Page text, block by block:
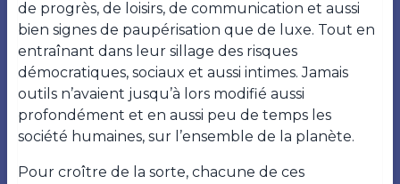
de progrès, de loisirs, de communication et aussi
bien signes de paupérisation que de luxe. Tout en
entraînant dans leur sillage des risques
démocratiques, sociaux et aussi intimes. Jamais
outils n’avaient jusqu’à lors modifié aussi
profondément et en aussi peu de temps les
société humaines, sur l’ensemble de la planète.
Pour croître de la sorte, chacune de ces